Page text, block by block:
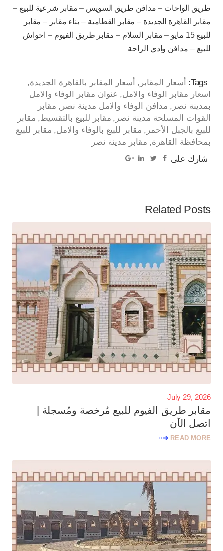
طريق الواحات – مدافن طريق السويس – مقابر شرعية للبيع –
مقابر القاهرة الجديدة – مقابر القطامية – بناء مقابر – مقابر
للبيع 15 مايو
– مقابر السلام – مقابر طريق الفيوم – احواش
للبيع – مدافن وادي الراحة
Tags: أسعار المقابر
أسعار المقابر بالقاهرة الجديدة
اسعار مقابر الوفاء والامل عنوان مقابر الوفاء والامل
بمدينة نصر
مدافن الوفاء والامل مدينة نصر
مقابر
القوات المسلحة مدينة نصر
مقابر للبيع بالتقسيط مقابر
للبيع بالجبل الأحمر
مقابر للبيع بالوفاء والامل مقابر للبيع
بمحافظة القاهرة مقابر مدينة نصر
شارك على
Related Posts
July 29, 2026
مقابر طريق الفيوم للبيع مٌرخصة ومُسجلة |
اتصل الآن
READ MORE